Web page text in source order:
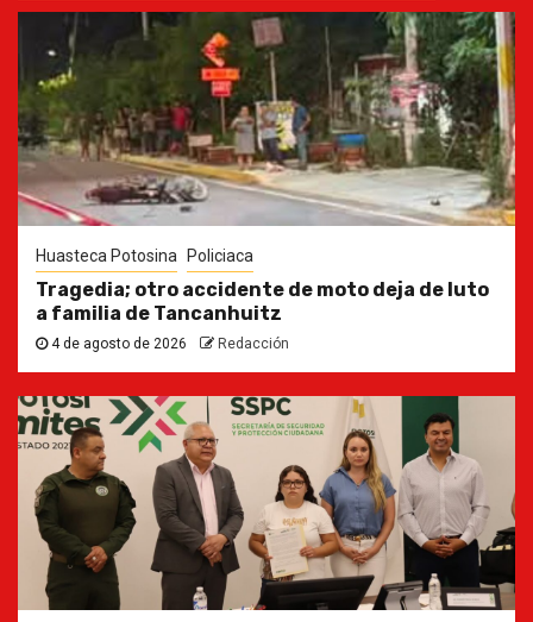
Huasteca Potosina Policiaca
Tragedia; otro accidente de moto deja de luto
a familia de Tancanhuitz
4 de agosto de 2026 Redacción